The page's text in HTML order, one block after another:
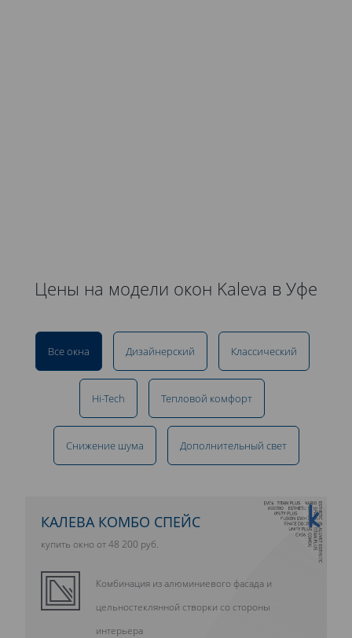
Цены на модели окон Kaleva в Уфе
Все окна Дизайнерский Классический
Hi-Tech Тепловой комфорт
Снижение шума Дополнительный свет
10 ЛЕТ ГАРАНТИИ
КАЛЕВА КОМБО СПЕЙС
купить окно от 48 200 руб.
Комбинация из алюминиевого фасада и
цельностеклянной створки со стороны
интерьера